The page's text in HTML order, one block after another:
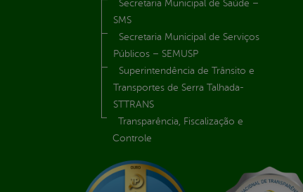
Secretaria Municipal de Saúde –
SMS
Secretaria Municipal de Serviços
Públicos – SEMUSP
Superintendência de Trânsito e
Transportes de Serra Talhada-
STTRANS
Transparência, Fiscalização e
Controle